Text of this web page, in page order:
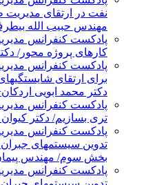
نفت در ارتقای
مهندس حبیب الله
پادکست کنفرانس
کارهای پروژه محور/
پادکست کنفرانس
برای ارتقای
دکتر محمد ابویی
پادکست کنفرانس
تری بسازیم/ دکتر
پادکست کنفرانس
تدوین سیستمهای جبران
بخش سوم/ مهندس پیمان
پادکست کنفرانس